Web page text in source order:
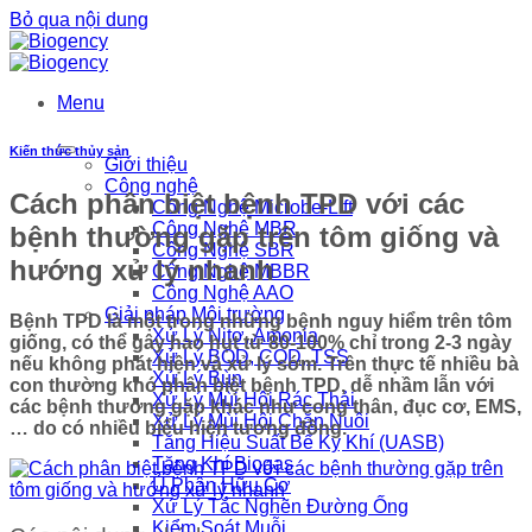
Bỏ qua nội dung
Menu
Giới thiệu
Công nghệ
Công Nghệ Microbe-Lift
Công Nghệ MBR
Công Nghệ SBR
Công Nghệ MBBR
Công Nghệ AAO
Giải pháp Môi trường
Xử Lý Nitơ, Amonia
Xử Lý BOD, COD, TSS
Xử Lý Bùn
Xử Lý Mùi Hôi Rác Thải
Xử Lý Mùi Hôi Chăn Nuôi
Tăng Hiệu Suất Bể Kỵ Khí (UASB)
Tăng Khí Biogas
Ủ Phân Hữu Cơ
Xử Lý Tắc Nghẽn Đường Ống
Kiểm Soát Muỗi
Kiến thức thủy sản
Cách phân biệt bệnh TPD với các
bệnh thường gặp trên tôm giống và
hướng xử lý nhanh
Bệnh TPD là một trong những bệnh nguy hiểm trên tôm
giống, có thể gây hao hụt từ 80-100% chỉ trong 2-3 ngày
nếu không phát hiện và xử lý sớm. Trên thực tế nhiều bà
con thường khó phân biệt bệnh TPD, dễ nhầm lẫn với
các bệnh thường gặp khác như cong thân, đục cơ, EMS,
… do có nhiều biểu hiện tương đồng.